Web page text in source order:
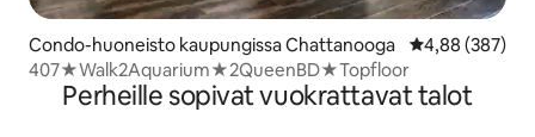
Condo-huoneisto kaupungissa Chattanooga
4,88 (387)
407★Walk2Aquarium★2QueenBD★Topfloor
Perheille sopivat vuokrattavat talot